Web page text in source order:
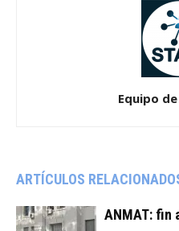
Equipo
ARTÍCULOS
ANMAT: fin